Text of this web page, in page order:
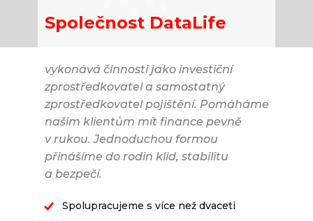
Společnost DataLife
vykonává činnosti jako investiční
zprostředkovatel a samostatný
zprostředkovatel pojištění. Pomáháme
našim klientům mít finance pevně
v rukou. Jednoduchou formou
přinášíme do rodin klid, stabilitu
a bezpečí.
Spolupracujeme s více než dvaceti